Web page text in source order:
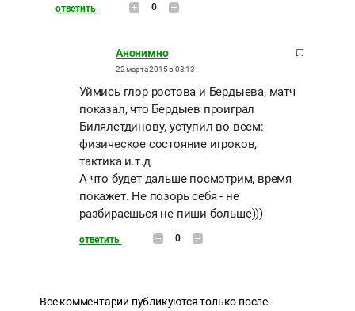
ответить 0
Анонимно
22 марта 2015 в 08:13
Уймись глор ростова и Бердыева, матч
показал, что Бердыев проиграл
Билялетдинову, уступил во всем:
физическое состояние игроков,
тактика и.т.д.
А что будет дальше посмотрим, время
покажет. Не позорь себя - не
разбираешься не пиши больше)))
ответить 0
Все комментарии публикуются только после